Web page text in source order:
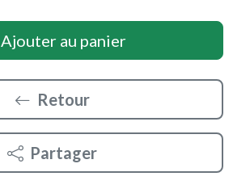
Ajouter au panier
Retour
Partager